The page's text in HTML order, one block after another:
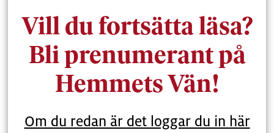
Vill du fortsätta läsa?
Bli prenumerant på
Hemmets Vän!
Om du redan är det loggar du in här